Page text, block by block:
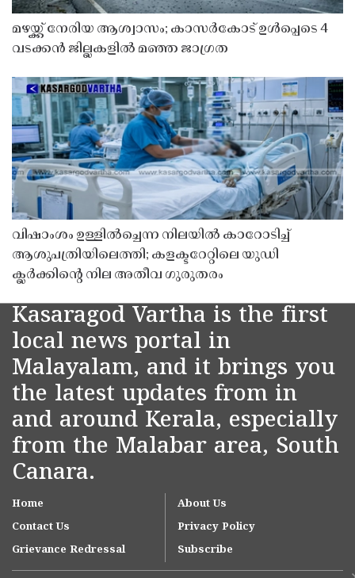
മഴയ്ക്ക് നേരിയ ആശ്വാസം; കാസർകോട് ഉൾപ്പെടെ 4
വടക്കൻ ജില്ലകളിൽ മഞ്ഞ ജാഗ്രത
വിഷാംശം ഉള്ളിൽച്ചെന്ന നിലയിൽ കാറോടിച്ച്
ആശുപത്രിയിലെത്തി; കളക്ടറേറ്റിലെ യുഡി
ക്ലർക്കിൻ്റെ നില അതീവ ഗുരുതരം
Kasaragod Vartha is the first
local news portal in
Malayalam, and it brings you
the latest updates from in
and around Kerala, especially
from the Malabar area, South
Canara.
Home
About Us
Contact Us
Privacy Policy
Grievance Redressal
Subscribe